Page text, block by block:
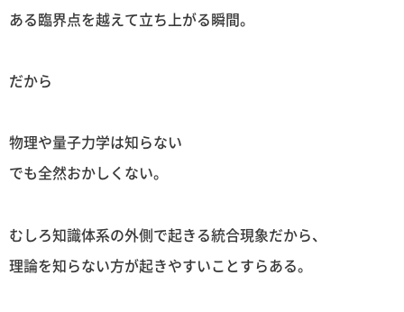
ある臨界点を越えて立ち上がる瞬間。
だから
物理や量子力学は知らない
でも全然おかしくない。
むしろ知識体系の外側で起きる統合現象だから、
理論を知らない方が起きやすいことすらある。